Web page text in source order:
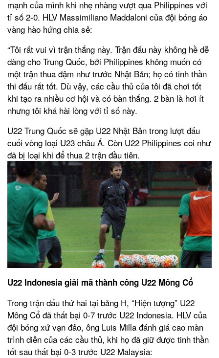
mạnh của mình khi nhẹ nhàng vượt qua Philippines với
tỉ số 2-0. HLV Massimiliano Maddaloni của đội bóng áo
vàng hào hứng chia sẻ:
“Tôi rất vui vì trận thắng này. Trận đấu này không hề dễ
dàng cho Trung Quốc, bởi Philippines không muốn có
một trận thua đậm như trước Nhật Bản; họ có tinh thần
thi đấu rất tốt. Dù vậy, các cầu thủ của tôi đã chơi tốt
khi tạo ra nhiều cơ hội và có bàn thắng. 2 bàn là hơi ít
nhưng tôi khá hài lòng với tỉ số này.
U22 Trung Quốc sẽ gặp U22 Nhật Bản trong lượt đấu
cuối vòng loại U23 châu Á. Còn U22 Philippines coi như
đã bị loại khi để thua 2 trận đầu tiên.
U22 Indonesia giải mã thành công U22 Mông Cổ
Trong trận đấu thứ hai tại bảng H, “Hiện tượng” U22
Mông Cổ đã thất bại 0-7 trước U22 Indonesia. HLV của
đội bóng xứ vạn đảo, ông Luis Milla đánh giá cao màn
trình diễn của các cầu thủ, khi họ đã giữ được tinh thần
tốt sau thất bại 0-3 trước U22 Malaysia: